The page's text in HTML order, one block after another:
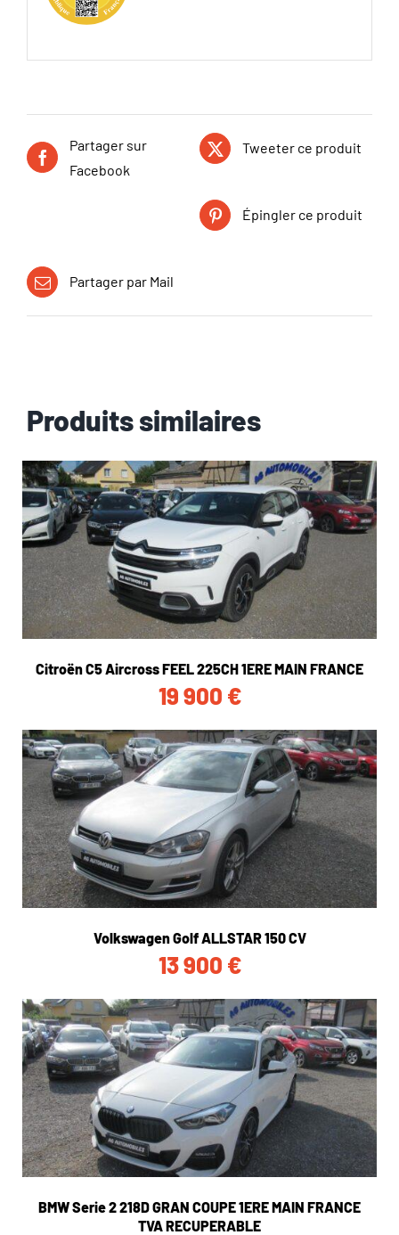
Partager sur
Facebook
Tweeter ce produit
Épingler ce produit
Partager par Mail
Produits similaires
Citroën C5 Aircross FEEL 225CH 1ERE MAIN FRANCE
19 900 €
Volkswagen Golf ALLSTAR 150 CV
13 900 €
BMW Serie 2 218D GRAN COUPE 1ERE MAIN FRANCE
TVA RECUPERABLE